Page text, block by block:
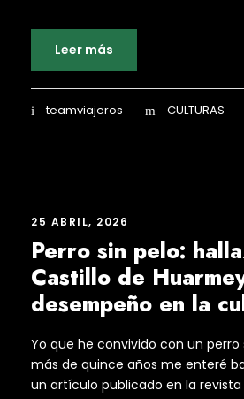
Leer más
teamviajeros CULTURAS
25 ABRIL, 2026
Perro sin pelo:
Castillo de
desempeño en la
Yo que he convivido con un
más de quince años me enteré
un artículo publicado en la revista